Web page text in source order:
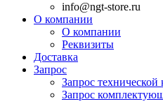
info@ngt-store.ru
О компании
О компании
Реквизиты
Доставка
Запрос
Запрос технической
Запрос